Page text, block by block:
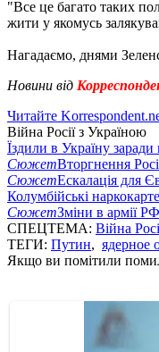
"Все це багато таких
жити у якомусь
Нагадаємо, днями
Новини від
Читайте
Війна Росії з Україною
Їздили в Україну
СюжетВторгнення
СюжетЕскалація для
Колумбійські
СюжетЗміни в армії
СПЕЦТЕМА: Війна
ТЕГИ: Путин, ядерное
Якщо ви помітили